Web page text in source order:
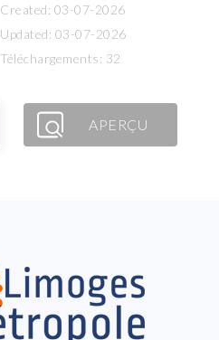
Created: 03-07-2026
Updated: 03-07-2026
Téléchargements: 32
APERÇU